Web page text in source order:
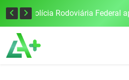
Tecnologia inovadora desenvolvida na UFSM/FW utiliza drones e IA para monitorar a qualidade da água